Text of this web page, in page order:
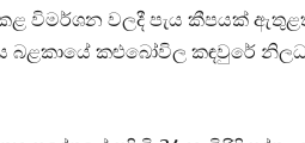
වලදී පැය කීපයක් ඇතුළත
බළකායේ කළුබෝවිල කඳවුරේ